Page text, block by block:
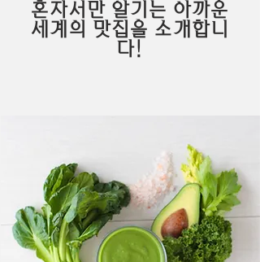
혼자서만 알기는 아까운
​세계의 맛집을 소개합니
다!